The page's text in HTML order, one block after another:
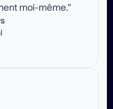
moi-même."